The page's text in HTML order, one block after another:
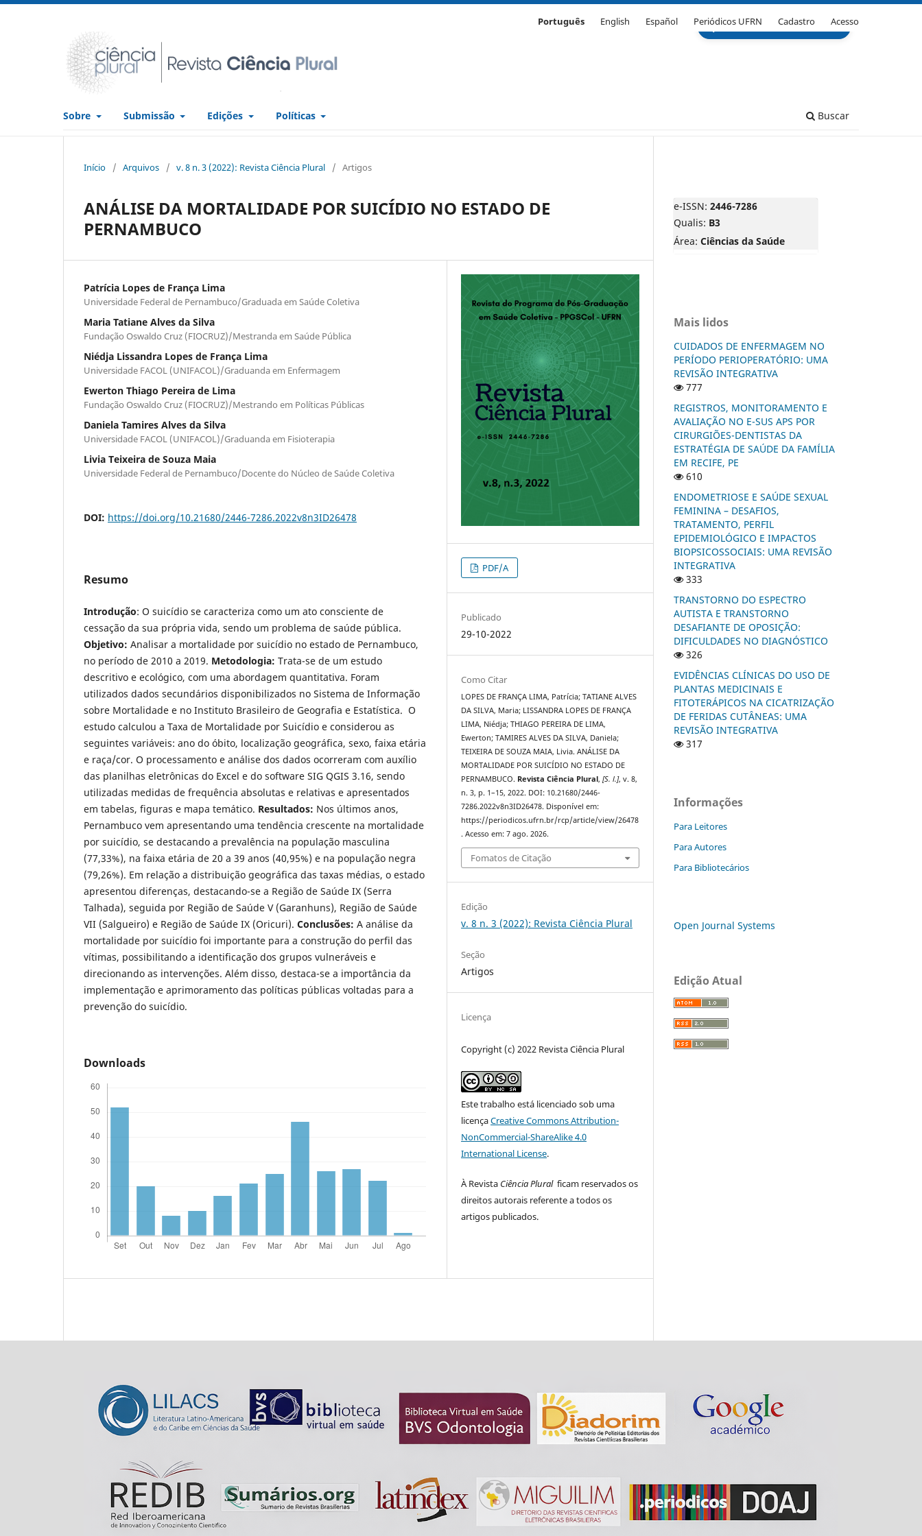
Sobre Submissão Edições Políticas Buscar
Português English Español Periódicos UFRN Cadastro Acesso
Início / Arquivos / v. 8 n. 3 (2022): Revista Ciência Plural / Artigos
ANÁLISE DA MORTALIDADE POR SUICÍDIO NO ESTADO DE
PERNAMBUCO
Patrícia Lopes de França Lima
Universidade Federal de Pernambuco/Graduada em Saúde Coletiva
Maria Tatiane Alves da Silva
Fundação Oswaldo Cruz (FIOCRUZ)/Mestranda em Saúde Pública
Niédja Lissandra Lopes de França Lima
Universidade FACOL (UNIFACOL)/Graduanda em Enfermagem
Ewerton Thiago Pereira de Lima
Fundação Oswaldo Cruz (FIOCRUZ)/Mestrando em Políticas Públicas
Daniela Tamires Alves da Silva
Universidade FACOL (UNIFACOL)/Graduanda em Fisioterapia
Livia Teixeira de Souza Maia
Universidade Federal de Pernambuco/Docente do Núcleo de Saúde Coletiva
DOI: https://doi.org/10.21680/2446-7286.2022v8n3ID26478
Resumo
Introdução: O suicídio se caracteriza como um ato consciente de
cessação da sua própria vida, sendo um problema de saúde pública.
Objetivo: Analisar a mortalidade por suicídio no estado de Pernambuco,
no período de 2010 a 2019. Metodologia: Trata-se de um estudo
descritivo e ecológico, com uma abordagem quantitativa. Foram
utilizados dados secundários disponibilizados no Sistema de Informação
sobre Mortalidade e no Instituto Brasileiro de Geografia e Estatística. O
estudo calculou a Taxa de Mortalidade por Suicídio e considerou as
seguintes variáveis: ano do óbito, localização geográfica, sexo, faixa etária
e raça/cor. O processamento e análise dos dados ocorreram com auxílio
das planilhas eletrônicas do Excel e do software SIG QGIS 3.16, sendo
utilizadas medidas de frequência absolutas e relativas e apresentados
em tabelas, figuras e mapa temático. Resultados: Nos últimos anos,
Pernambuco vem apresentando uma tendência crescente na mortalidade
por suicídio, se destacando a prevalência na população masculina
(77,33%), na faixa etária de 20 a 39 anos (40,95%) e na população negra
(79,26%). Em relação a distribuição geográfica das taxas médias, o estado
apresentou diferenças, destacando-se a Região de Saúde IX (Serra
Talhada), seguida por Região de Saúde V (Garanhuns), Região de Saúde
VII (Salgueiro) e Região de Saúde IX (Oricuri). Conclusões: A análise da
mortalidade por suicídio foi importante para a construção do perfil das
vítimas, possibilitando a identificação dos grupos vulneráveis e
direcionando as intervenções. Além disso, destaca-se a importância da
implementação e aprimoramento das políticas públicas voltadas para a
prevenção do suicídio.
Downloads
PDF/A
Publicado
29-10-2022
Como Citar
LOPES DE FRANÇA LIMA, Patrícia; TATIANE ALVES
DA SILVA, Maria; LISSANDRA LOPES DE FRANÇA
LIMA, Niédja; THIAGO PEREIRA DE LIMA,
Ewerton; TAMIRES ALVES DA SILVA, Daniela;
TEIXEIRA DE SOUZA MAIA, Livia. ANÁLISE DA
MORTALIDADE POR SUICÍDIO NO ESTADO DE
PERNAMBUCO. Revista Ciência Plural,[S. l.], v. 8,
n. 3, p. 1–15, 2022. DOI: 10.21680/2446-
7286.2022v8n3ID26478. Disponível em:
https://periodicos.ufrn.br/rcp/article/view/26478
. Acesso em: 7 ago. 2026.
Fomatos de Citação
Edição
v. 8 n. 3 (2022): Revista Ciência Plural
Seção
Artigos
Licença
Copyright (c) 2022 Revista Ciência Plural
Este trabalho está licenciado sob uma
licençaCreative Commons Attribution-
NonCommercial-ShareAlike 4.0
International License.
À Revista Ciência Pluralficam reservados os
direitos autorais referente a todos os
artigos publicados.
e-ISSN: 2446-7286
Qualis: B3
Área: Ciências da Saúde
Mais lidos
CUIDADOS DE ENFERMAGEM NO
PERÍODO PERIOPERATÓRIO: UMA
REVISÃO INTEGRATIVA
777
REGISTROS, MONITORAMENTO E
AVALIAÇÃO NO E-SUS APS POR
CIRURGIÕES-DENTISTAS DA
ESTRATÉGIA DE SAÚDE DA FAMÍLIA
EM RECIFE, PE
610
ENDOMETRIOSE E SAÚDE SEXUAL
FEMININA – DESAFIOS,
TRATAMENTO, PERFIL
EPIDEMIOLÓGICO E IMPACTOS
BIOPSICOSSOCIAIS: UMA REVISÃO
INTEGRATIVA
333
TRANSTORNO DO ESPECTRO
AUTISTA E TRANSTORNO
DESAFIANTE DE OPOSIÇÃO:
DIFICULDADES NO DIAGNÓSTICO
326
EVIDÊNCIAS CLÍNICAS DO USO DE
PLANTAS MEDICINAIS E
FITOTERÁPICOS NA CICATRIZAÇÃO
DE FERIDAS CUTÂNEAS: UMA
REVISÃO INTEGRATIVA
317
Informações
Para Leitores
Para Autores
Para Bibliotecários
Open Journal Systems
Edição Atual